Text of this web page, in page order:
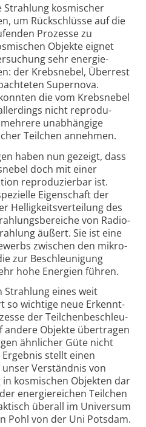
kosmischer
um Rück­schlüsse auf die
Prozesse zu
Objekte eignet
sehr energie­
der Krebs­nebel, Über­rest
Super­nova.
die vom Krebs­nebel
nicht repro­du­
unab­hängige
Teil­chen annehmen.
haben nun gezeigt, dass
doch mit einer
repro­duzier­bar ist.
Eigen­schaft der
Hellig­keits­ver­tei­lung des
von Radio­
äußert. Sie ist eine
zwischen den mikro­
zur Beschleu­nigung
hohe Energien führen.
Strahlung eines weit
so wichtige neue Erkennt­
der Teilchen­beschleu­
andere Objekte über­tragen
ähn­licher Güte nicht
stellt einen
Ver­ständnis von
kosmischen Objekten dar
energie­reichen Teilchen
über­all im Uni­versum
Pohl von der Uni Potsdam.